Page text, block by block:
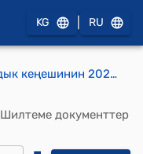
KG RU
Баш-Кайыңды айылдык кеңешинин 2020-жылдын 27-июлундагы № 5 "Баш-Кайыңды айыл аймагынын айылдык Кеңешинин депутаттарынын XVIII чакырылышынын кезектеги I сессиясынын 2020-жылдын 6-мартындагы № 1/1 токтомуна өзгөртүү киргизүү жөнүндө" токтому
Шилтеме документтер